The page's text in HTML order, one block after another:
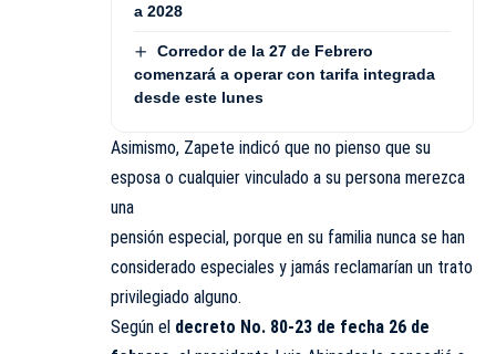
a 2028
Corredor de la 27 de Febrero
comenzará a operar con tarifa integrada
desde este lunes
Asimismo, Zapete indicó que no pienso que su
esposa o cualquier vinculado a su persona merezca
una
pensión especial, porque en su familia nunca se han
considerado especiales y jamás reclamarían un trato
privilegiado alguno.
Según el decreto No. 80-23 de fecha 26 de